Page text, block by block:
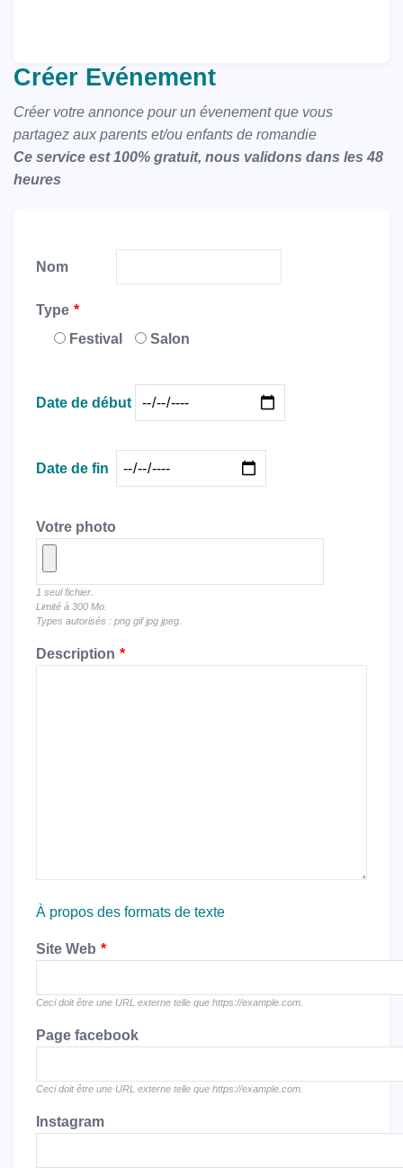
Créer Evénement
Créer votre annonce pour un évenement que vous
partagez aux parents et/ou enfants de romandie
Ce service est 100% gratuit, nous validons dans les 48
heures
Nom
Type
Festival
Salon
Date de début Date
Date de fin Date
Votre photo
1 seul fichier.
Limité à 300 Mo.
Types autorisés : png gif jpg jpeg.
Description
À propos des formats de texte
Site Web
Ceci doit être une URL externe telle que https://example.com
Page facebook
Ceci doit être une URL externe telle que https://example.com
Instagram